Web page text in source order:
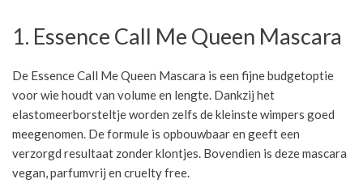
1. Essence Call Me Queen Mascara
De Essence Call Me Queen Mascara is een fijne budgetoptie
voor wie houdt van volume en lengte. Dankzij het
elastomeerborsteltje worden zelfs de kleinste wimpers goed
meegenomen. De formule is opbouwbaar en geeft een
verzorgd resultaat zonder klontjes. Bovendien is deze mascara
vegan, parfumvrij en cruelty free.